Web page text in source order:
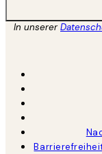
In unserer